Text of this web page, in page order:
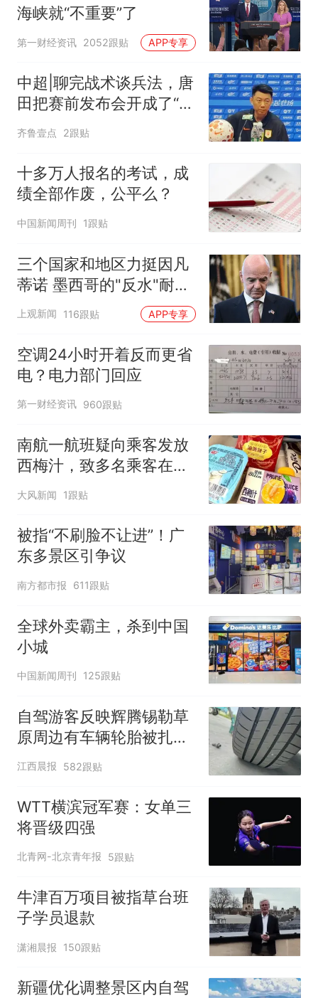
海峡就“不重要”了
第一财经资讯 2052跟贴 APP专享
中超|聊完战术谈兵法，唐
田把赛前发布会开成了“军
师联盟”
齐鲁壹点 2跟贴
十多万人报名的考试，成
绩全部作废，公平么？
中国新闻周刊 1跟贴
三个国家和地区力挺因凡
蒂诺 墨西哥的"反水"耐人
寻味
上观新闻 116跟贴 APP专享
空调24小时开着反而更省
电？电力部门回应
第一财经资讯 960跟贴
南航一航班疑向乘客发放
西梅汁，致多名乘客在飞
行途中排队上厕所！乘
客：机上100多人只有2个
厕所；客服回应：并非每
架飞机都会发放西梅汁
大风新闻 1跟贴
被指“不刷脸不让进”！广
东多景区引争议
南方都市报 611跟贴
全球外卖霸主，杀到中国
小城
中国新闻周刊 125跟贴
自驾游客反映辉腾锡勒草
原周边有车辆轮胎被扎，
修理店铺换胎价格高达千
元，官方发布情况通报
江西晨报 582跟贴
WTT横滨冠军赛：女单三
将晋级四强
北青网-北京青年报 5跟贴
牛津百万项目被指草台班
子学员退款
潇湘晨报 150跟贴
新疆优化调整景区内自驾